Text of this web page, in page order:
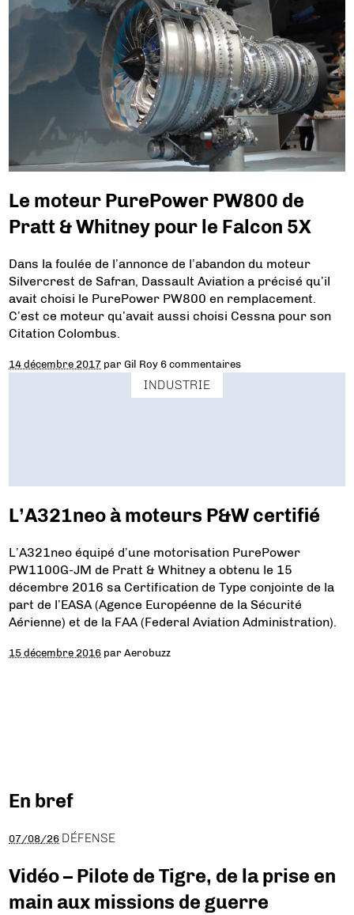
Le moteur PurePower PW800 de
Pratt & Whitney pour le Falcon 5X
Dans la foulée de l’annonce de l’abandon du moteur
Silvercrest de Safran, Dassault Aviation a précisé qu’il
avait choisi le PurePower PW800 en remplacement.
C’est ce moteur qu’avait aussi choisi Cessna pour son
Citation Colombus.
14 décembre 2017 parGil Roy 6 commentaires
INDUSTRIE
L’A321neo à moteurs P&W certifié
L’A321neo équipé d’une motorisation PurePower
PW1100G-JM de Pratt & Whitney a obtenu le 15
décembre 2016 sa Certification de Type conjointe de la
part de l’EASA (Agence Européenne de la Sécurité
Aérienne) et de la FAA (Federal Aviation Administration).
15 décembre 2016 parAerobuzz
En bref
07/08/26 DÉFENSE
Vidéo – Pilote de Tigre, de la prise en
main aux missions de guerre